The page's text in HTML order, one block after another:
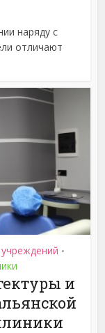
наряду с
отличают
•
и